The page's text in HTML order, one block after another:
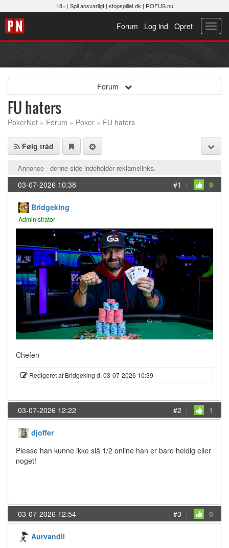
18+ | Spil ansvarligt| stopspillet.dk | ROFUS.nu
Opret
Log ind
Forum
Forum
FU haters
PokerNet » Forum » Poker » FU haters
Følg tråd
Annonce - denne side indeholder reklamelinks.
03-07-2026 10:38 #1 | 9
Bridgeking
Administrator
Chefen
Redigeret af Bridgeking d. 03-07-2026 10:39
03-07-2026 12:22 #2 | 1
djoffer
Please han kunne ikke slå 1/2 online han er bare heldig eller
noget!
03-07-2026 12:54 #3 | 0
Aurvandil